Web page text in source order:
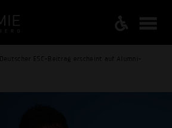
ESC-Beitrag erscheint auf Alumni-